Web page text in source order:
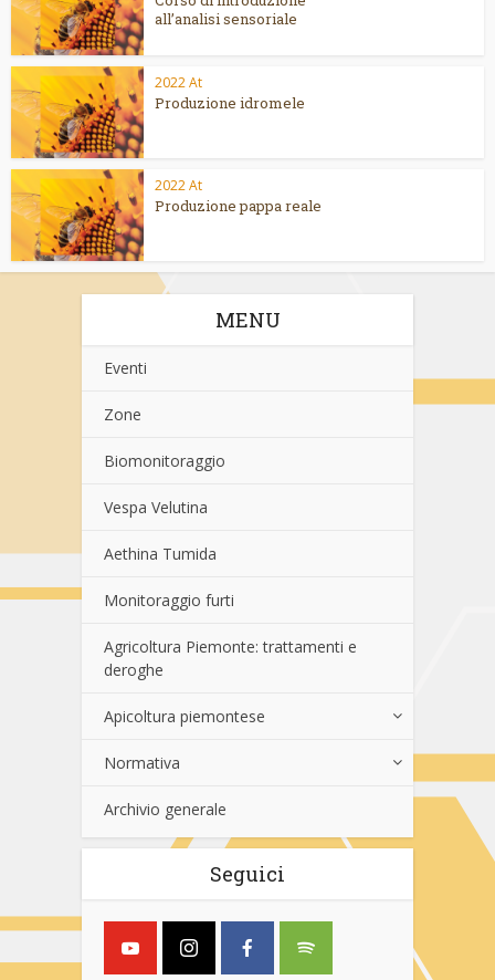
all’analisi sensoriale
2022 At
Produzione idromele
2022 At
Produzione pappa reale
MENU
Eventi
Zone
Biomonitoraggio
Vespa Velutina
Aethina Tumida
Monitoraggio furti
Agricoltura Piemonte: trattamenti e
deroghe
Apicoltura piemontese
Normativa
Archivio generale
Seguici